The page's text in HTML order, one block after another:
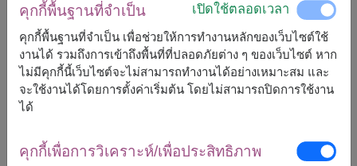
ราคาตามพื้นที่จัดส่ง
เริ่มต้นที่ ฿2,000
ฟรีจัดส่ง + ฟรีการ์ดเขียนข้อความ
หมายเหตุ:
การจัดและดอกไม้อาจจะแตกต่างจากที่เห็นในรูปบ้าง
คุกกี้พื้นฐานที่จำเป็น เปิดใช้ตลอดเวลา
คุกกี้พื้นฐานที่จำเป็น เพื่อช่วยให้การทำงานหลักของเว็บไซต์ใช้
งานได้ รวมถึงการเข้าถึงพื้นที่ที่ปลอดภัยต่าง ๆ ของเว็บไซต์ หาก
ไม่มีคุกกี้นี้เว็บไซต์จะไม่สามารถทำงานได้อย่างเหมาะสม และ
จะใช้งานได้โดยการตั้งค่าเริ่มต้น โดยไม่สามารถปิดการใช้งาน
ได้
คุกกี้เพื่อการวิเคราะห์/เพื่อประสิทธิภาพ